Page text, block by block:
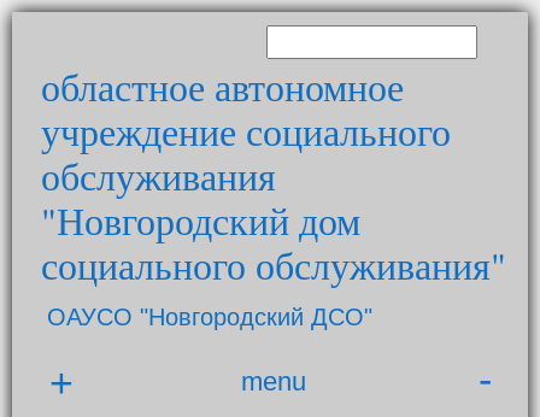
областное автономное
учреждение социального
обслуживания
"Новгородский дом
социального обслуживания"
ОАУСО "Новгородский ДСО"
+ menu -